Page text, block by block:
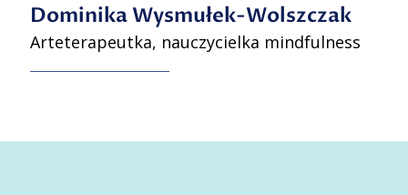
Dominika Wysmułek-Wolszczak
Arteterapeutka, nauczycielka mindfulness